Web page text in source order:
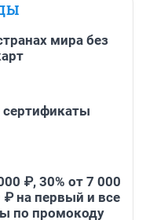
мира без
сертификаты
₽, 30% от 7 000
₽ на первый и все
по промокоду